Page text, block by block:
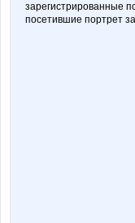
зарегистрированные
посетившие портрет